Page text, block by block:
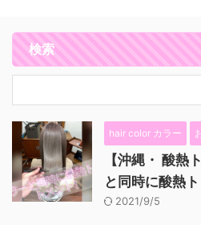
検索
hair color カラー
【沖縄・ 酸熱
と同時に酸熱
2021/9/5